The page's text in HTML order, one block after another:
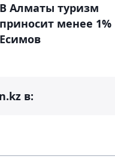
В Алматы туризм
приносит менее 1%
Есимов
в: